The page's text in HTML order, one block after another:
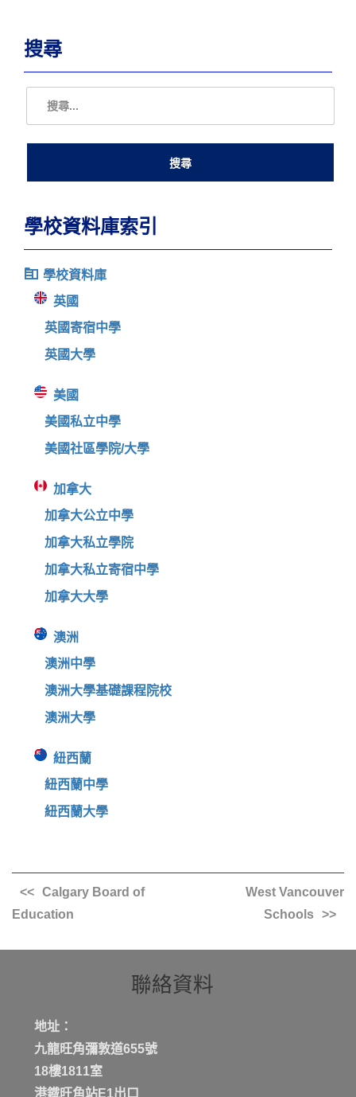
搜尋
學校資料庫索引
學校資料庫
英國
英國寄宿中學
英國大學
美國
美國私立中學
美國社區學院/大學
加拿大
加拿大公立中學
加拿大私立學院
加拿大私立寄宿中學
加拿大大學
澳洲
澳洲中學
澳洲大學基礎課程院校
澳洲大學
紐西蘭
紐西蘭中學
紐西蘭大學
Calgary Board of
Education
West Vancouver
Schools
聯絡資料
地址：
九龍旺角彌敦道655號
18樓1811室
港鐡旺角站E1出口